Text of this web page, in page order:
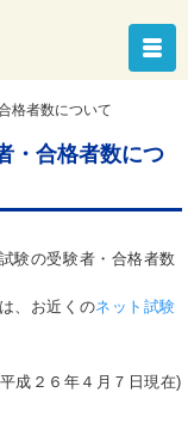
格者数について
・合格者数につ
験の受験者・合格者数
、お近くのネット試験
成２６年４月７日現在)